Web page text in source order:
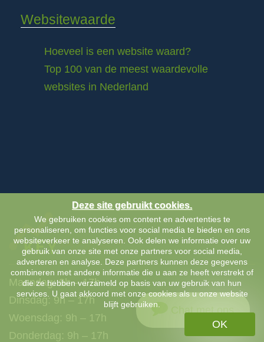
Websitewaarde
Hoeveel is een website waard?
Top 100 van de meest waardevolle
websites in Nederland
Maandag: 9h – 17h
Dinsdag: 9h – 17h
Woensdag: 9h – 17h
Donderdag: 9h – 17h
Chat met ons
Deze site gebruikt cookies.
We gebruiken cookies om content en advertenties te
personaliseren, om functies voor social media te bieden en ons
websiteverkeer te analyseren. Ook delen we informatie over uw
gebruik van onze site met onze partners voor social media,
adverteren en analyse. Deze partners kunnen deze gegevens
combineren met andere informatie die u aan ze heeft verstrekt of
die ze hebben verzameld op basis van uw gebruik van hun
services. U gaat akkoord met onze cookies als u onze website
blijft gebruiken.
OK